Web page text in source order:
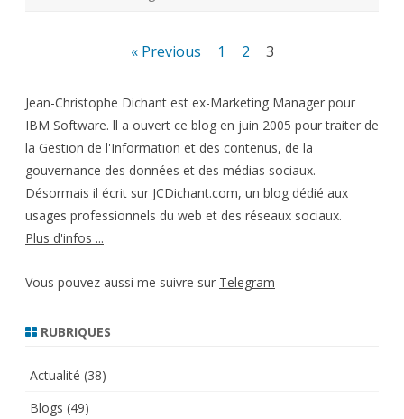
publications
« Previous 1 2 3
Jean-Christophe Dichant est ex-Marketing Manager pour
IBM Software. ll a ouvert ce blog en juin 2005 pour traiter de
la Gestion de l'Information et des contenus, de la
gouvernance des données et des médias sociaux.
Désormais il écrit sur JCDichant.com, un blog dédié aux
usages professionnels du web et des réseaux sociaux.
Plus d'infos ...
Vous pouvez aussi me suivre sur Telegram
RUBRIQUES
Actualité (38)
Blogs (49)